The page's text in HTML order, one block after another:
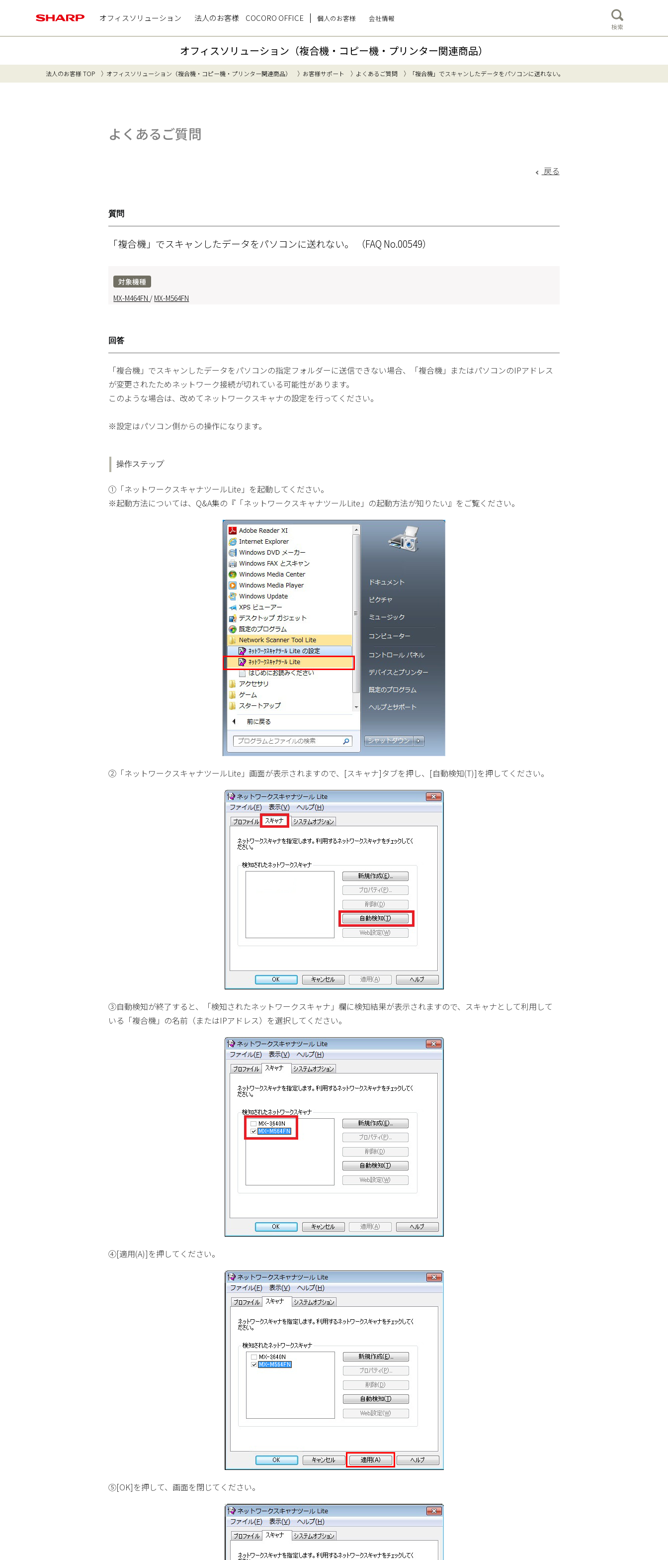
オフィスソリューション 法人のお客様 COCORO OFFICE 個人のお客様 会社情報
検索
オフィスソリューション（複合機・コピー機・プリンター関連商品）
法人のお客様 TOP オフィスソリューション（複合機・コピー機・プリンター関連商品） お客様サポート よくあるご質問 「複合機」でスキャンしたデータをパソコンに送れない。
よくあるご質問
戻る
質問
「複合機」でスキャンしたデータをパソコンに送れない。 （FAQ No.00549）
対象機種
MX-M464FN / MX-M564FN
回答
「複合機」でスキャンしたデータをパソコンの指定フォルダーに送信できない場合、「複合機」またはパソコンのIPアドレス
が変更されたためネットワーク接続が切れている可能性があります。
このような場合は、改めてネットワークスキャナの設定を行ってください。
※設定はパソコン側からの操作になります。
操作ステップ
①「ネットワークスキャナツールLite」を起動してください。
※起動方法については、Q&A集の『「ネットワークスキャナツールLite」の起動方法が知りたい』をご覧ください。
②「ネットワークスキャナツールLite」画面が表示されますので、[スキャナ]タブを押し、[自動検知(T)]を押してください。
③自動検知が終了すると、「検知されたネットワークスキャナ」欄に検知結果が表示されますので、スキャナとして利用して
いる「複合機」の名前（またはIPアドレス）を選択してください。
④[適用(A)]を押してください。
⑤[OK]を押して、画面を閉じてください。